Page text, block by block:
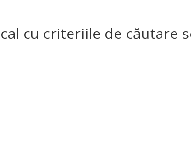
cu criteriile de căutare